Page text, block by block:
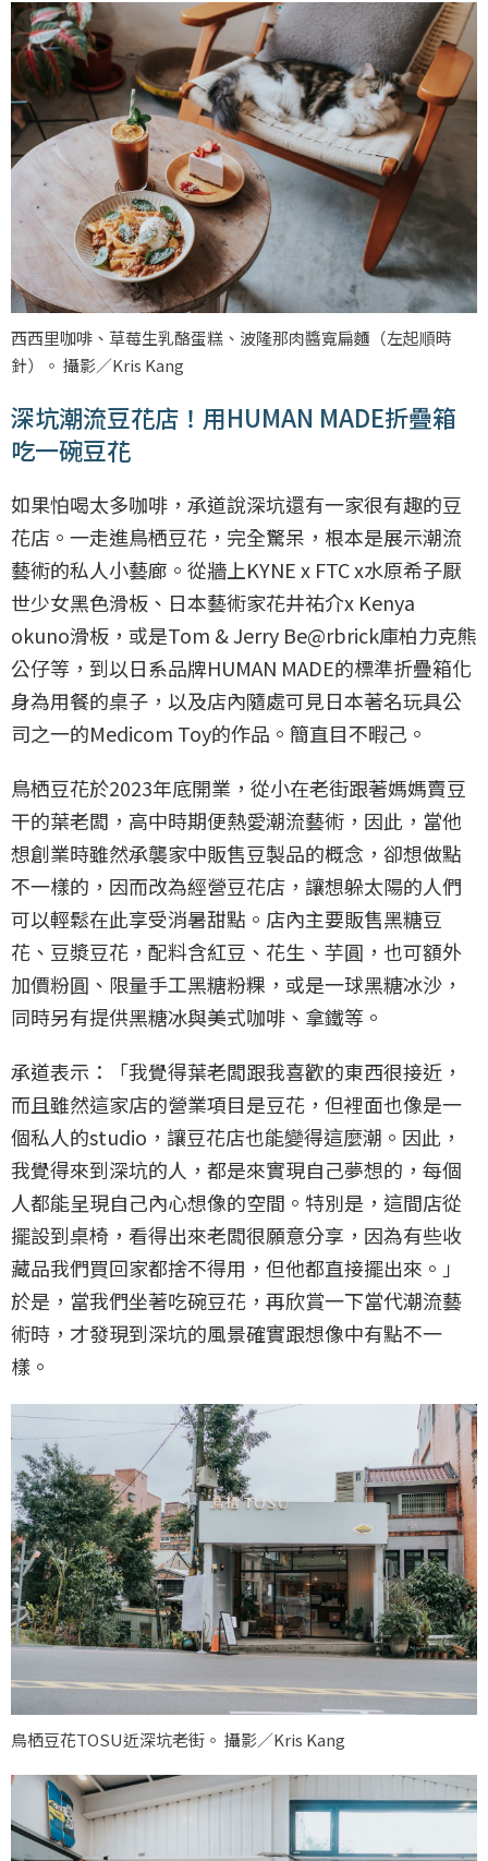
西西里咖啡、草莓生乳酪蛋糕、波隆那肉醬寬扁麵（左起順時
針）。 攝影／Kris Kang
深坑潮流豆花店！用HUMAN MADE折疊箱
吃一碗豆花
如果怕喝太多咖啡，承道說深坑還有一家很有趣的豆
花店。一走進鳥栖豆花，完全驚呆，根本是展示潮流
藝術的私人小藝廊。從牆上KYNE x FTC x水原希子厭
世少女黑色滑板、日本藝術家花井祐介x Kenya
okuno滑板，或是Tom & Jerry Be@rbrick庫柏力克熊
公仔等，到以日系品牌HUMAN MADE的標準折疊箱化
身為用餐的桌子，以及店內隨處可見日本著名玩具公
司之一的Medicom Toy的作品。簡直目不暇己。
鳥栖豆花於2023年底開業，從小在老街跟著媽媽賣豆
干的葉老闆，高中時期便熱愛潮流藝術，因此，當他
想創業時雖然承襲家中販售豆製品的概念，卻想做點
不一樣的，因而改為經營豆花店，讓想躲太陽的人們
可以輕鬆在此享受消暑甜點。店內主要販售黑糖豆
花、豆漿豆花，配料含紅豆、花生、芋圓，也可額外
加價粉圓、限量手工黑糖粉粿，或是一球黑糖冰沙，
同時另有提供黑糖冰與美式咖啡、拿鐵等。
承道表示：「我覺得葉老闆跟我喜歡的東西很接近，
而且雖然這家店的營業項目是豆花，但裡面也像是一
個私人的studio，讓豆花店也能變得這麼潮。因此，
我覺得來到深坑的人，都是來實現自己夢想的，每個
人都能呈現自己內心想像的空間。特別是，這間店從
擺設到桌椅，看得出來老闆很願意分享，因為有些收
藏品我們買回家都捨不得用，但他都直接擺出來。」
於是，當我們坐著吃碗豆花，再欣賞一下當代潮流藝
術時，才發現到深坑的風景確實跟想像中有點不一
樣。
鳥栖豆花TOSU近深坑老街。 攝影／Kris Kang